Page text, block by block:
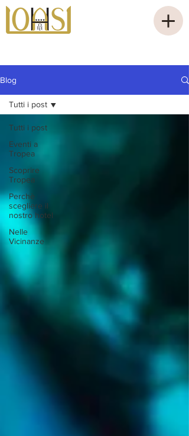
Blog
Tutti i post
Eventi a
Tropea
Scoprire
Tropea
Perchè
scegliere il
nostro hotel
Nelle
Vicinanze
Tutti i post